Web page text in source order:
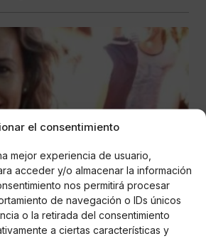
el consentimiento
mejor experiencia de usuario,
acceder y/o almacenar la información
nos permitirá procesar
de navegación o IDs únicos
o la retirada del consentimiento
a ciertas características y
confeso de la desaparición